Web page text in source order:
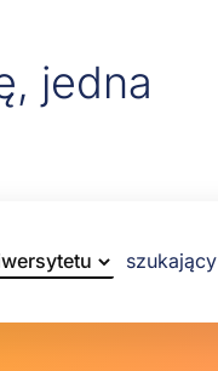
jedna
szukający